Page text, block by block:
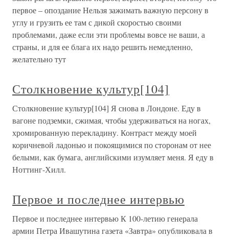
первое – опоздание Нельзя зажимать важную персону в
углу и грузить ее там с дикой скоростью своими
проблемами, даже если эти проблемы вовсе не ваши, а
страны, и для ее блага их надо решить немедленно,
желательно тут
Столкновение культур[104]
Столкновение культур[104] Я снова в Лондоне. Еду в
вагоне подземки, сжимая, чтобы удерживаться на ногах,
хромированную перекладину. Контраст между моей
коричневой ладонью и покоящимися по сторонам от нее
белыми, как бумага, английскими изумляет меня. Я еду в
Ноттинг-Хилл.
Первое и последнее интервью
Первое и последнее интервью К 100-летию генерала
армии Петра Ивашутина газета «Завтра» опубликовала в